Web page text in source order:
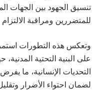
تنسيق الجهود بين الجهات
للمتضررين ومراقبة
وتعكس هذه التطورات
على البنية التحتية
التحديات الإنسانية، ما
لضمان احتواء الأضرار وتقليل